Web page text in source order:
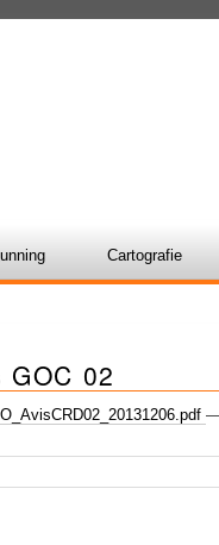
Cartografie
02
—